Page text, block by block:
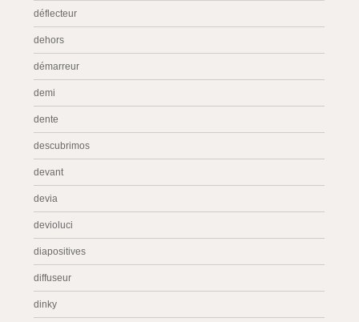
déflecteur
dehors
démarreur
demi
dente
descubrimos
devant
devia
devioluci
diapositives
diffuseur
dinky